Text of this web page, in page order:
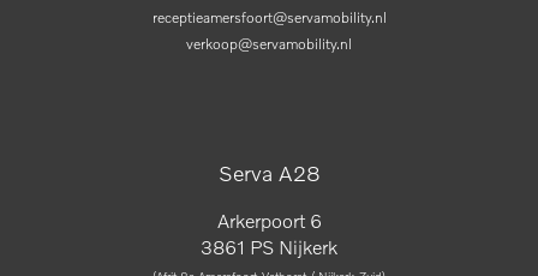
receptieamersfoort@servamobility.nl
verkoop@servamobility.nl
Serva A28
Arkerpoort 6
3861 PS Nijkerk